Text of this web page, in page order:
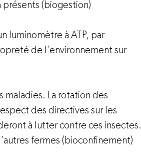
(biogestion)
luminomètre à ATP, par
de l’environnement sur
maladies. La rotation des
des directives sur les
à lutter contre ces insectes.
fermes (bioconfinement)